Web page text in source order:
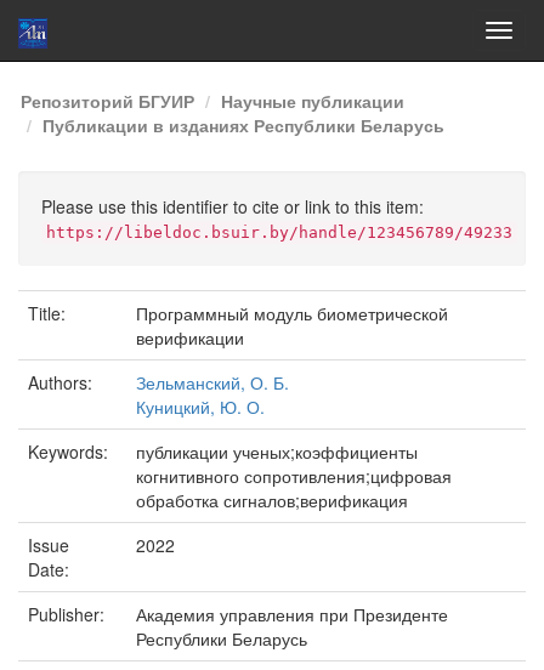
Skip
navigation
Репозиторий БГУИР
Научные публикации
Публикации в изданиях Республики Беларусь
Please use this identifier to cite or link to this item:
https://libeldoc.bsuir.by/handle/123456789/49233
Title:
Программный модуль биометрической
верификации
Authors:
Зельманский, О. Б.
Куницкий, Ю. О.
Keywords:
публикации ученых;коэффициенты
когнитивного сопротивления;цифровая
обработка сигналов;верификация
Issue
Date:
2022
Publisher:
Академия управления при Президенте
Республики Беларусь